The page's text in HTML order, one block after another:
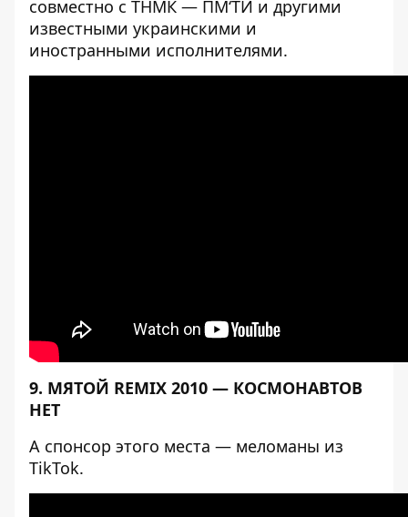
совместно с ТНМК — ПМ‘ТЙ и другими
известными украинскими и
иностранными исполнителями.
9. МЯТОЙ REMIX 2010 — КОСМОНАВТОВ
НЕТ
А спонсор этого места — меломаны из
TikTok.